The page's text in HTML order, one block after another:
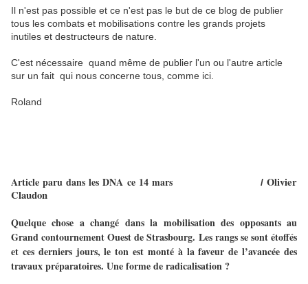
Il n'est pas possible et ce n'est pas le but de ce blog de publier
tous les combats et mobilisations contre les grands projets
inutiles et destructeurs de nature.
C'est nécessaire quand même de publier l'un ou l'autre article
sur un fait qui nous concerne tous, comme ici.
Roland
Article paru dans les DNA ce 14 mars/Olivier
Claudon
Quelque chose a changé dans la mobilisation des opposants au
Grand contournement Ouest de Strasbourg. Les rangs se sont étoffés
et ces derniers jours, le ton est monté à la faveur de l’avancée des
travaux préparatoires. Une forme de radicalisation ?